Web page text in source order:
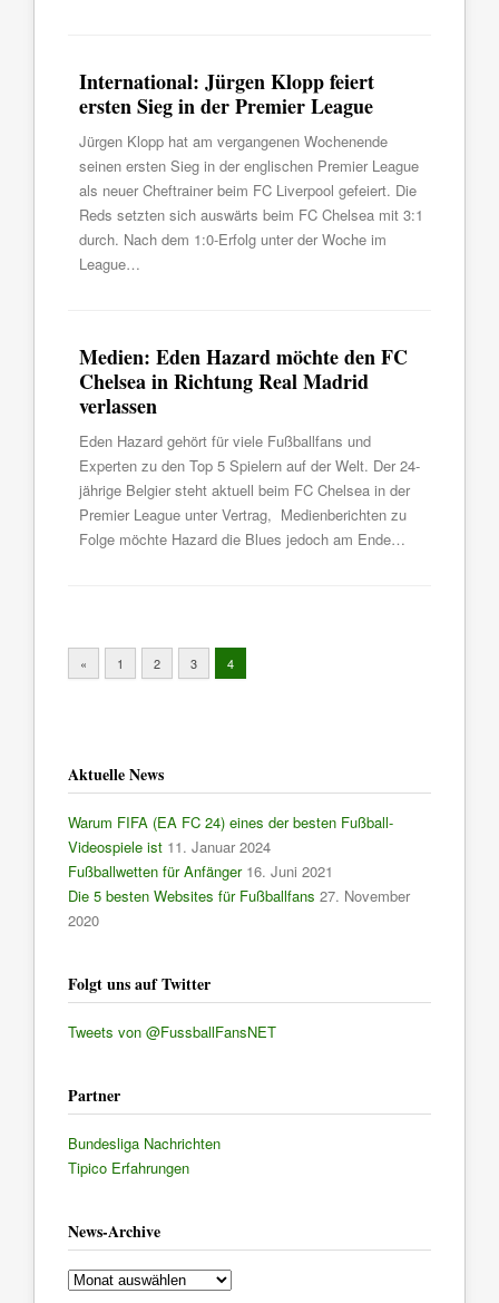
International: Jürgen Klopp feiert
ersten Sieg in der Premier League
Jürgen Klopp hat am vergangenen Wochenende
seinen ersten Sieg in der englischen Premier League
als neuer Cheftrainer beim FC Liverpool gefeiert. Die
Reds setzten sich auswärts beim FC Chelsea mit 3:1
durch. Nach dem 1:0-Erfolg unter der Woche im
League…
Medien: Eden Hazard möchte den FC
Chelsea in Richtung Real Madrid
verlassen
Eden Hazard gehört für viele Fußballfans und
Experten zu den Top 5 Spielern auf der Welt. Der 24-
jährige Belgier steht aktuell beim FC Chelsea in der
Premier League unter Vertrag, Medienberichten zu
Folge möchte Hazard die Blues jedoch am Ende…
« 1 2 3 4
Aktuelle News
Warum FIFA (EA FC 24) eines der besten Fußball-
Videospiele ist 11. Januar 2024
Fußballwetten für Anfänger 16. Juni 2021
Die 5 besten Websites für Fußballfans 27. November
2020
Folgt uns auf Twitter
Tweets von @FussballFansNET
Partner
Bundesliga Nachrichten
Tipico Erfahrungen
News-Archive
News-